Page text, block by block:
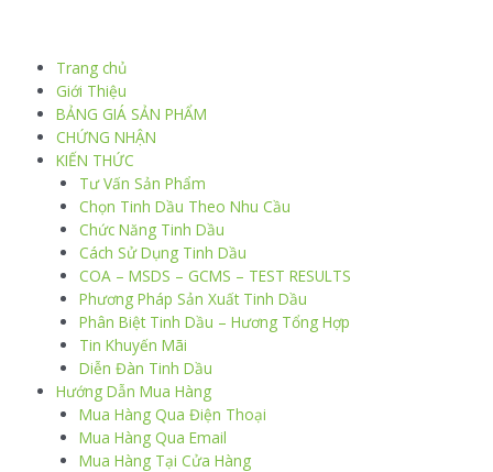
Trang chủ
Giới Thiệu
BẢNG GIÁ SẢN PHẨM
CHỨNG NHẬN
KIẾN THỨC
Tư Vấn Sản Phẩm
Chọn Tinh Dầu Theo Nhu Cầu
Chức Năng Tinh Dầu
Cách Sử Dụng Tinh Dầu
COA – MSDS – GCMS – TEST RESULTS
Phương Pháp Sản Xuất Tinh Dầu
Phân Biệt Tinh Dầu – Hương Tổng Hợp
Tin Khuyến Mãi
Diễn Đàn Tinh Dầu
Hướng Dẫn Mua Hàng
Mua Hàng Qua Điện Thoại
Mua Hàng Qua Email
Mua Hàng Tại Cửa Hàng